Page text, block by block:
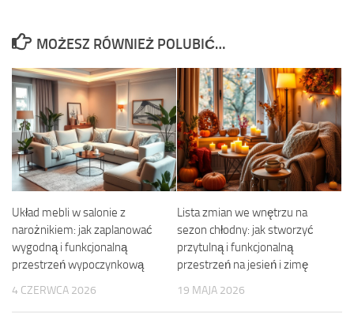
MOŻESZ RÓWNIEŻ POLUBIĆ…
Układ mebli w salonie z
narożnikiem: jak zaplanować
wygodną i funkcjonalną
przestrzeń wypoczynkową
4 CZERWCA 2026
Lista zmian we wnętrzu na
sezon chłodny: jak stworzyć
przytulną i funkcjonalną
przestrzeń na jesień i zimę
19 MAJA 2026